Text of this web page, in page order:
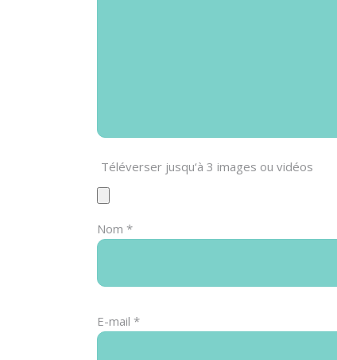
Téléverser jusqu‘à 3 images ou vidéos
Nom *
E-mail *